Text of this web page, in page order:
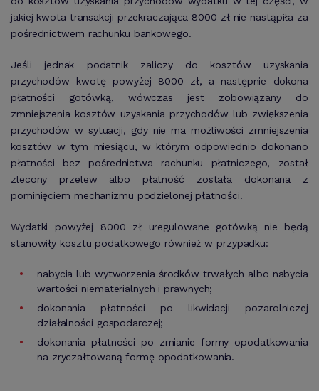
jakiej kwota transakcji przekraczająca 8000 zł nie nastąpiła za
pośrednictwem rachunku bankowego.
Jeśli jednak podatnik zaliczy do kosztów uzyskania
przychodów kwotę powyżej 8000 zł, a następnie dokona
płatności gotówką, wówczas jest zobowiązany do
zmniejszenia kosztów uzyskania przychodów lub zwiększenia
przychodów w sytuacji, gdy nie ma możliwości zmniejszenia
kosztów w tym miesiącu, w którym odpowiednio dokonano
płatności bez pośrednictwa rachunku płatniczego, został
zlecony przelew albo płatność została dokonana z
pominięciem mechanizmu podzielonej płatności.
Wydatki powyżej 8000 zł uregulowane gotówką nie będą
stanowiły kosztu podatkowego również w przypadku:
nabycia lub wytworzenia środków trwałych albo nabycia
wartości niematerialnych i prawnych;
dokonania płatności po likwidacji pozarolniczej
działalności gospodarczej;
dokonania płatności po zmianie formy opodatkowania
na zryczałtowaną formę opodatkowania.